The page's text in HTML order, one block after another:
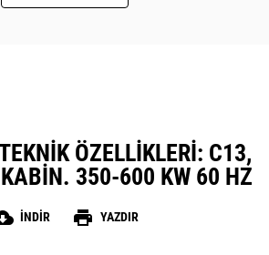
ÖZELLIKLERI: C13,
350-600 KW 60 HZ
İNDIR print YAZDIR